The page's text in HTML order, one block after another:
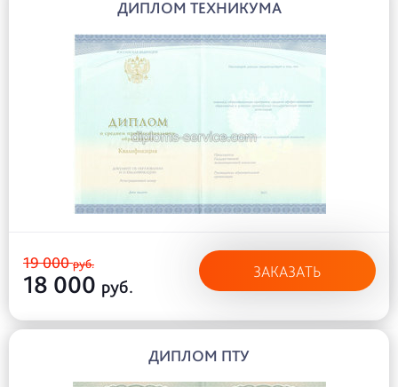
ДИПЛОМ ТЕХНИКУМА
19 000руб.
18 000 руб.
ЗАКАЗАТЬ
ДИПЛОМ ПТУ